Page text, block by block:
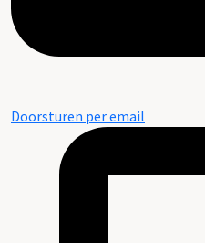
Doorsturen per email